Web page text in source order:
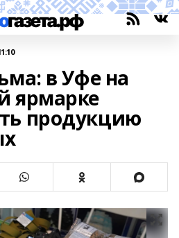
в Уфе на
ярмарке
продукцию